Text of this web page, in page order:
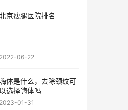
北京瘦腿医院排名
2022-06-22
嗨体是什么，去除颈纹可
以选择嗨体吗
2023-01-31